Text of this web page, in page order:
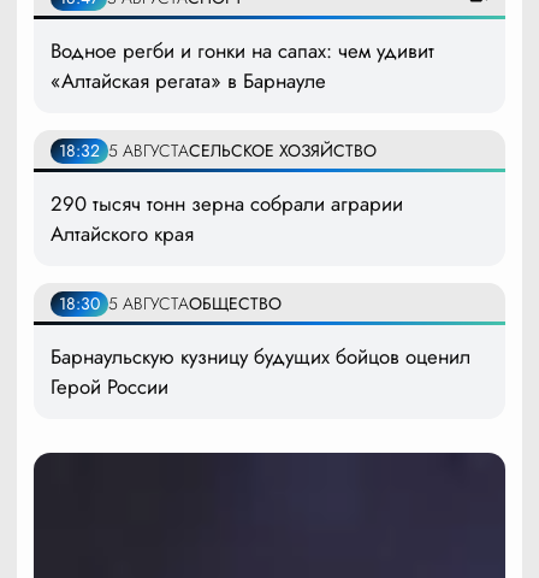
Водное регби и гонки на сапах: чем удивит
«Алтайская регата» в Барнауле
18:32 5 АВГУСТАСЕЛЬСКОЕ ХОЗЯЙСТВО
290 тысяч тонн зерна собрали аграрии
Алтайского края
18:30 5 АВГУСТАОБЩЕСТВО
Барнаульскую кузницу будущих бойцов оценил
Герой России